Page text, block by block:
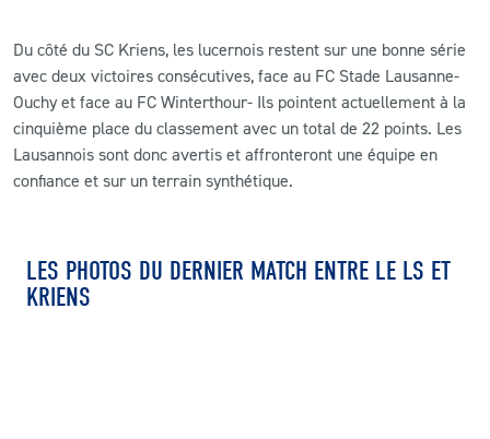
Du côté du SC Kriens, les lucernois restent sur une bonne série
avec deux victoires consécutives, face au FC Stade Lausanne-
Ouchy et face au FC Winterthour- Ils pointent actuellement à la
cinquième place du classement avec un total de 22 points. Les
Lausannois sont donc avertis et affronteront une équipe en
confiance et sur un terrain synthétique.
LES PHOTOS DU DERNIER MATCH ENTRE LE LS ET
KRIENS